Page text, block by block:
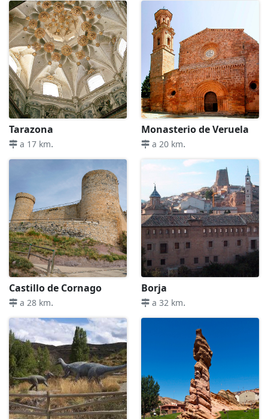
Tarazona
a 17 km.
Monasterio de Veruela
a 20 km.
Castillo de Cornago
a 28 km.
Borja
a 32 km.